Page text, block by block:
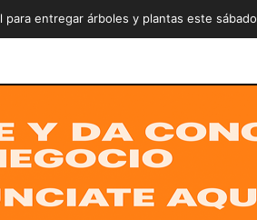
para entregar árboles y plantas este sábado